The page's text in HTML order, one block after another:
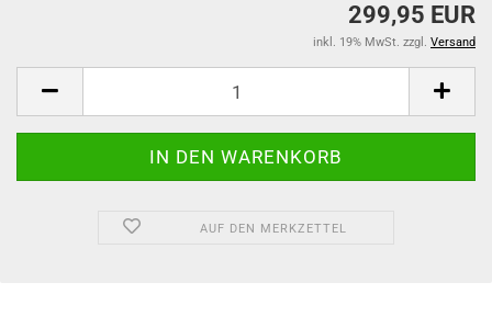
299,95 EUR
inkl. 19% MwSt. zzgl. Versand
AUF DEN MERKZETTEL